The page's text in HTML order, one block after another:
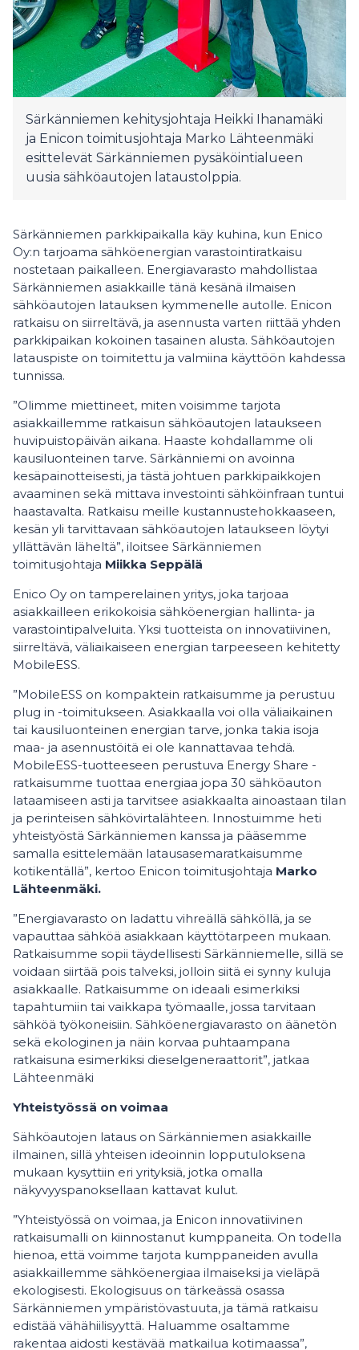
Särkänniemen kehitysjohtaja Heikki Ihanamäki
ja Enicon toimitusjohtaja Marko Lähteenmäki
esittelevät Särkänniemen pysäköintialueen
uusia sähköautojen lataustolppia.
Särkänniemen parkkipaikalla käy kuhina, kun Enico
Oy:n tarjoama sähköenergian varastointiratkaisu
nostetaan paikalleen. Energiavarasto mahdollistaa
Särkänniemen asiakkaille tänä kesänä ilmaisen
sähköautojen latauksen kymmenelle autolle. Enicon
ratkaisu on siirreltävä, ja asennusta varten riittää yhden
parkkipaikan kokoinen tasainen alusta. Sähköautojen
latauspiste on toimitettu ja valmiina käyttöön kahdessa
tunnissa.
”Olimme miettineet, miten voisimme tarjota
asiakkaillemme ratkaisun sähköautojen lataukseen
huvipuistopäivän aikana. Haaste kohdallamme oli
kausiluonteinen tarve. Särkänniemi on avoinna
kesäpainotteisesti, ja tästä johtuen parkkipaikkojen
avaaminen sekä mittava investointi sähköinfraan tuntui
haastavalta. Ratkaisu meille kustannustehokkaaseen,
kesän yli tarvittavaan sähköautojen lataukseen löytyi
yllättävän läheltä”, iloitsee Särkänniemen
toimitusjohtaja Miikka Seppälä
Enico Oy on tamperelainen yritys, joka tarjoaa
asiakkailleen erikokoisia sähköenergian hallinta- ja
varastointipalveluita. Yksi tuotteista on innovatiivinen,
siirreltävä, väliaikaiseen energian tarpeeseen kehitetty
MobileESS.
”MobileESS on kompaktein ratkaisumme ja perustuu
plug in -toimitukseen. Asiakkaalla voi olla väliaikainen
tai kausiluonteinen energian tarve, jonka takia isoja
maa- ja asennustöitä ei ole kannattavaa tehdä.
MobileESS-tuotteeseen perustuva Energy Share -
ratkaisumme tuottaa energiaa jopa 30 sähköauton
lataamiseen asti ja tarvitsee asiakkaalta ainoastaan tilan
ja perinteisen sähkövirtalähteen. Innostuimme heti
yhteistyöstä Särkänniemen kanssa ja pääsemme
samalla esittelemään latausasemaratkaisumme
kotikentällä”, kertoo Enicon toimitusjohtaja Marko
Lähteenmäki.
”Energiavarasto on ladattu vihreällä sähköllä, ja se
vapauttaa sähköä asiakkaan käyttötarpeen mukaan.
Ratkaisumme sopii täydellisesti Särkänniemelle, sillä se
voidaan siirtää pois talveksi, jolloin siitä ei synny kuluja
asiakkaalle. Ratkaisumme on ideaali esimerkiksi
tapahtumiin tai vaikkapa työmaalle, jossa tarvitaan
sähköä työkoneisiin. Sähköenergiavarasto on äänetön
sekä ekologinen ja näin korvaa puhtaampana
ratkaisuna esimerkiksi dieselgeneraattorit”, jatkaa
Lähteenmäki
Yhteistyössä on voimaa
Sähköautojen lataus on Särkänniemen asiakkaille
ilmainen, sillä yhteisen ideoinnin lopputuloksena
mukaan kysyttiin eri yrityksiä, jotka omalla
näkyvyyspanoksellaan kattavat kulut.
”Yhteistyössä on voimaa, ja Enicon innovatiivinen
ratkaisumalli on kiinnostanut kumppaneita. On todella
hienoa, että voimme tarjota kumppaneiden avulla
asiakkaillemme sähköenergiaa ilmaiseksi ja vieläpä
ekologisesti. Ekologisuus on tärkeässä osassa
Särkänniemen ympäristövastuuta, ja tämä ratkaisu
edistää vähähiilisyyttä. Haluamme osaltamme
rakentaa aidosti kestävää matkailua kotimaassa”,